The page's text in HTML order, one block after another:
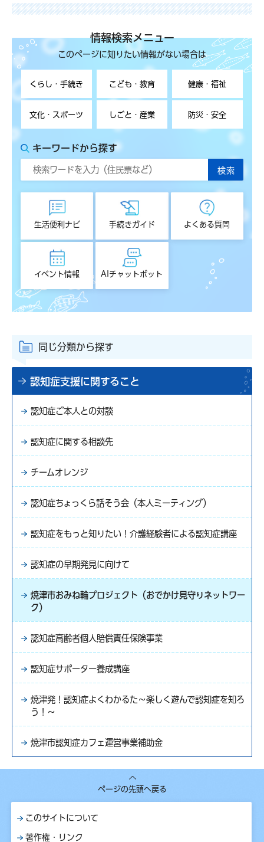
情報検索メニュー
このページに知りたい情報がない場合は
くらし・手続き こども・教育 健康・福祉
文化・スポーツ しごと・産業 防災・安全
キーワードから探す
生活便利ナビ 手続きガイド よくある質問
イベント情報 AIチャットボット
同じ分類から探す
認知症支援に関すること
認知症ご本人との対談
認知症に関する相談先
チームオレンジ
認知症ちょっくら話そう会（本人ミーティング）
認知症をもっと知りたい！介護経験者による認知症講座
認知症の早期発見に向けて
焼津市おみね輪プロジェクト（おでかけ見守りネットワー
ク）
認知症高齢者個人賠償責任保険事業
認知症サポーター養成講座
焼津発！認知症よくわかるた～楽しく遊んで認知症を知ろ
う！～
焼津市認知症カフェ運営事業補助金
ページの先頭へ戻る
このサイトについて
著作権・リンク